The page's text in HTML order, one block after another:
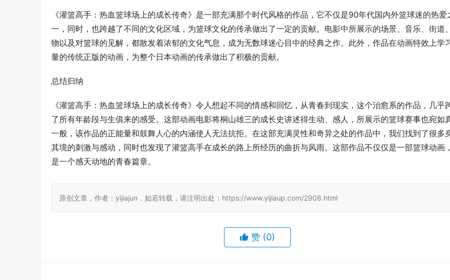
《灌篮高手：热血篮球场上的成长传奇》是一部充满那个时代风格的作品，它不仅是90年代国内外篮球迷的热爱
一，同时，也跨越了不同的文化区域，为篮球文化的传承做出了一定的贡献。电影中所展示的场景、音乐、街道
物以及对篮球的见解，都散发着浓郁的文化气息，成为无数球迷心目中的经典之作。此外，作品在动画特效上学
量的传统正版的动画，为整个日本动画的传承做出了积极的贡献。
总结归纳
《灌篮高手：热血篮球场上的成长传奇》令人想起不同的情感和回忆，从青春到现实，这个治愈系的作品，几乎
了所有年龄段与生俱来的感受。这部动画电影将桐山雄三的成长史讲述得生动、感人，所展示的篮球赛事也宛如
一般，该作品的正能量和鼓舞人心的内涵使人无法抗拒。在这部充满灵性和奇异之处的作品中，我们找到了很多
其境的刺激与感动，同时也发现了灌篮高手在成长的路上所经历的曲折与风雨。这部作品不仅仅是一部篮球动画
是一个感天动地的青春篇章。
原创文章，作者：yijiajun，如若转载，请注明出处：https://www.yijiaup.com/2908.html
赞 (0)